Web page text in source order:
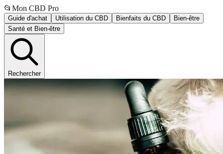
📂 Mon CBD Pro
Guide d'achat Utilisation du CBD Bienfaits du CBD
Bien-être
Santé et Bien-être
Rechercher